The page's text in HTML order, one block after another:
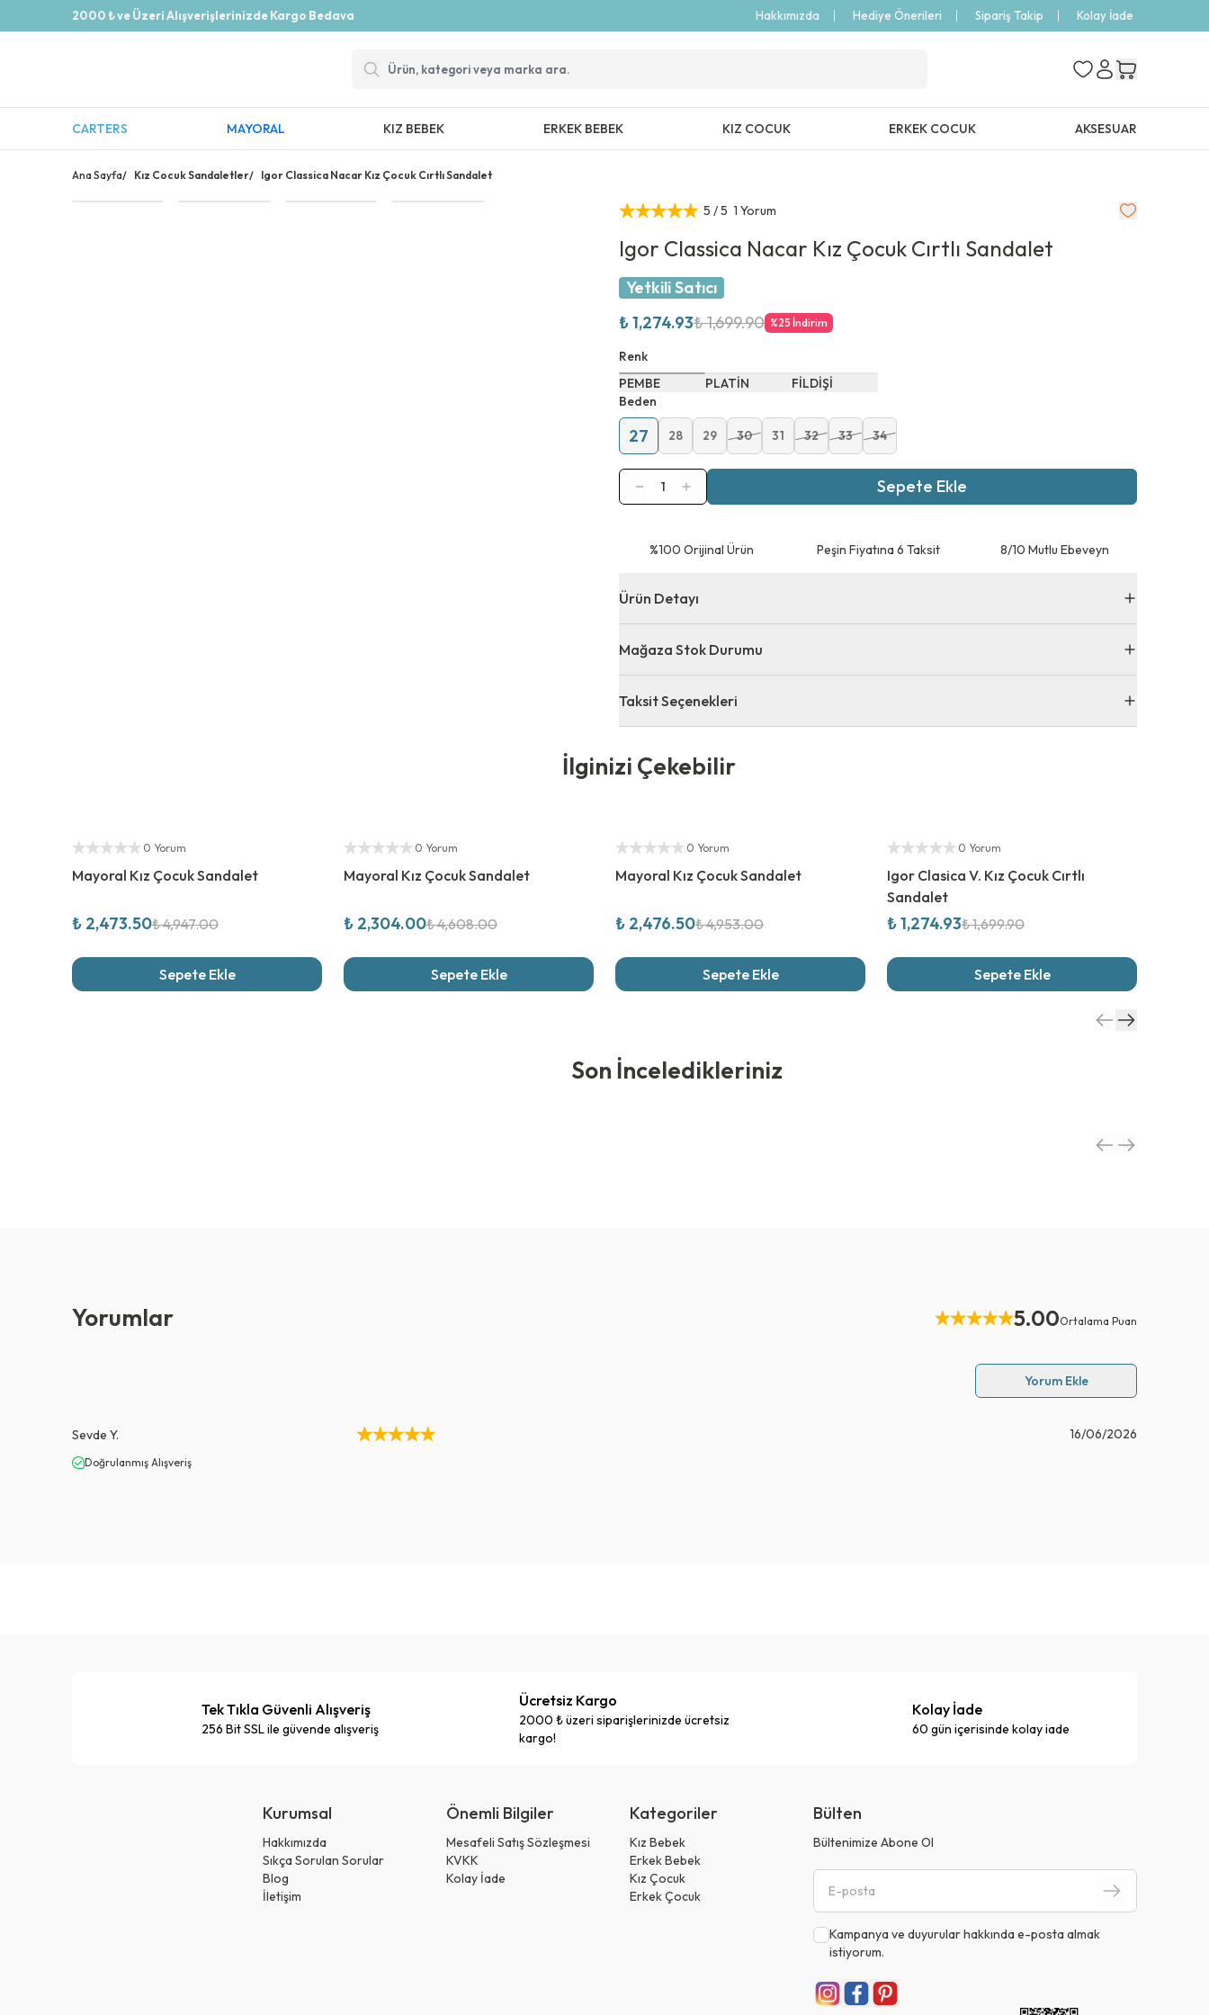
2000 ₺ ve Üzeri Alışverişlerinizde Kargo Bedava Hakkımızda Hediye Önerileri Sipariş Takip Kolay İade
CARTERS MAYORAL KIZ BEBEK ERKEK BEBEK KIZ COCUK ERKEK COCUK AKSESUAR
Ana Sayfa/ Kız Cocuk Sandaletler/ Igor Classica Nacar Kız Çocuk Cırtlı Sandalet
5 / 5 1 Yorum
Igor Classica Nacar Kız Çocuk Cırtlı Sandalet
Yetkili Satıcı
₺ 1,274.93₺ 1,699.90 %25 İndirim
Renk
PEMBE
PLATİN
FİLDİŞİ
Beden
27 28 29 30 31 32 33 34
1 Sepete Ekle
⁠%100 Orijinal Ürün Peşin Fiyatına 6 Taksit 8/10 Mutlu Ebeveyn
Ürün Detayı
Mağaza Stok Durumu
Taksit Seçenekleri
İlginizi Çekebilir
Yetkili Satıcı
0 Yorum
Mayoral Kız Çocuk Sandalet
₺ 2,473.50₺ 4,947.00
Sepete Ekle
Yetkili Satıcı
0 Yorum
Mayoral Kız Çocuk Sandalet
₺ 2,304.00₺ 4,608.00
Sepete Ekle
Yetkili Satıcı
0 Yorum
Mayoral Kız Çocuk Sandalet
₺ 2,476.50₺ 4,953.00
Sepete Ekle
Yetkili Satıcı
0 Yorum
Igor Clasica V. Kız Çocuk Cırtlı
Sandalet
₺ 1,274.93₺ 1,699.90
Sepete Ekle
Son İnceledikleriniz
Yorumlar 5.00Ortalama Puan
Yorum Ekle
Sevde Y.
Doğrulanmış Alışveriş
16/06/2026
Tek Tıkla Güvenli Alışveriş
256 Bit SSL ile güvende alışveriş
Ücretsiz Kargo
2000 ₺ üzeri siparişlerinizde ücretsiz
kargo!
Kolay İade
60 gün içerisinde kolay iade
Kurumsal
Hakkımızda
Sıkça Sorulan Sorular
Blog
İletişim
Önemli Bilgiler
Mesafeli Satış Sözleşmesi
KVKK
Kolay İade
Kategoriler
Kız Bebek
Erkek Bebek
Kız Çocuk
Erkek Çocuk
Bülten
Bültenimize Abone Ol
Kampanya ve duyurular hakkında e-posta almak
istiyorum.